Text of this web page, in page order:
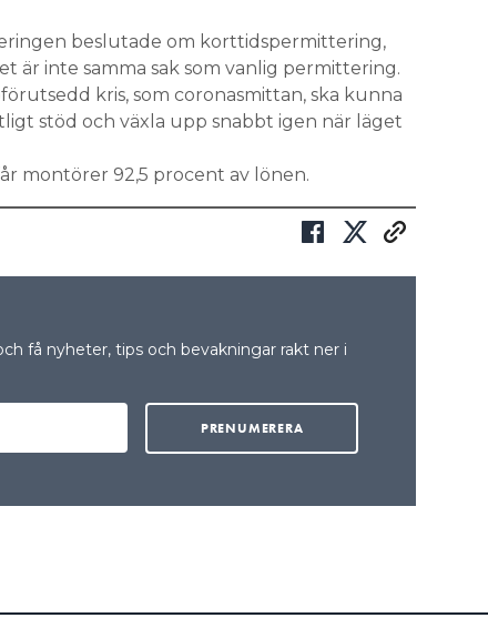
beslutade om korttidspermittering,
är inte samma sak som vanlig permittering.
kris, som coronasmittan, ska kunna
stöd och växla upp snabbt igen när läget
montörer 92,5 procent av lönen.
få nyheter, tips och bevakningar rakt ner i